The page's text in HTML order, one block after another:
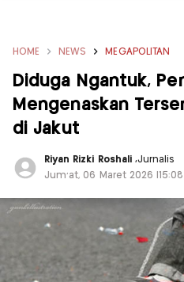
HOME NEWS MEGAPOLITAN
Diduga Ngantuk,
Mengenaskan
di Jakut
Riyan Rizki Roshali ,Jurnalis
Jum'at, 06 Maret 2026 |15:08